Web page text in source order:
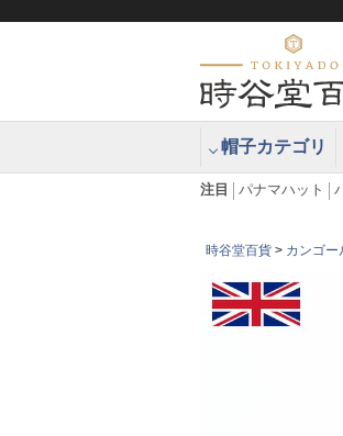
帽子カテゴリ
注目 パナマハット
時谷堂百貨 カンゴー